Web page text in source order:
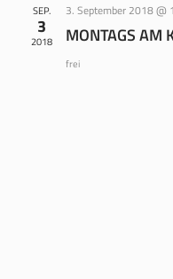
SEP.
3
2018
3. September 2018 @
MONTAGS AM
frei